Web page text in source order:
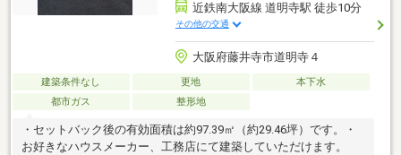
近鉄南大阪線 道明寺駅 徒歩10分
その他の交通
大阪府藤井寺市道明寺４
建築条件なし 更地
本下水
都市ガス
整形地
・セットバック後の有効面積は約97.39㎡（約29.46坪）です。・
お好きなハウスメーカー、工務店にて建築していただけます。